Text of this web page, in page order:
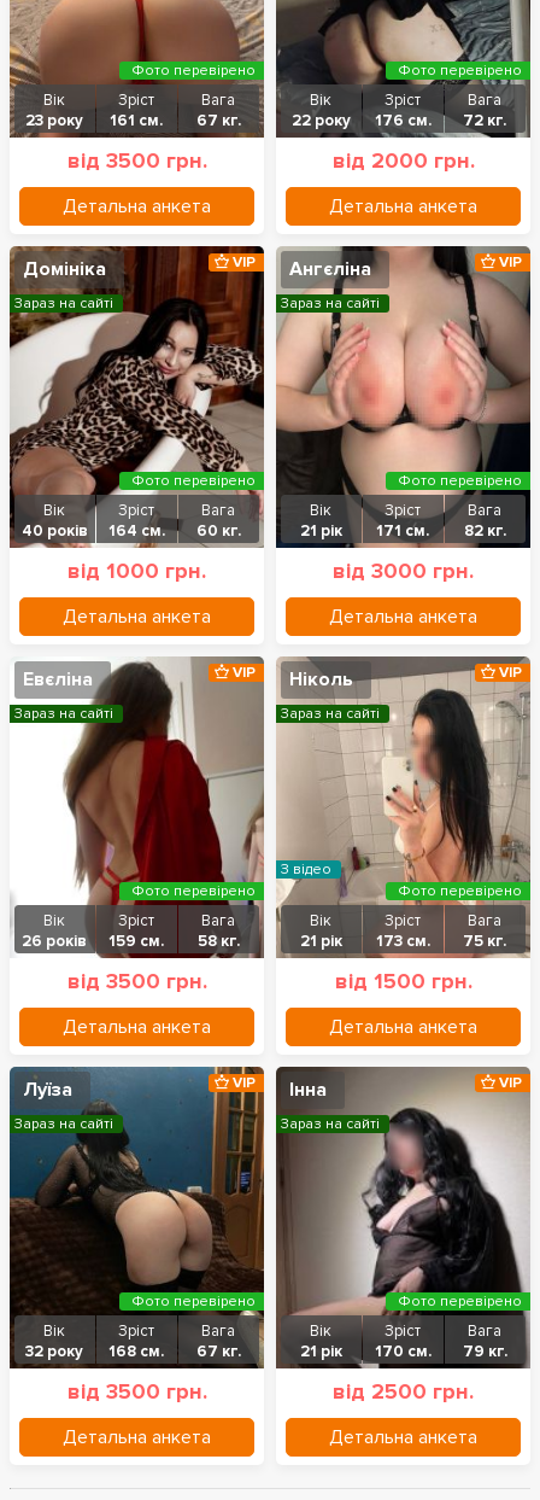
Вік
23 року
Зріст
161 см.
Вага
67 кг.
від 3500 грн.
Детальна анкета
Фото перевірено
Вік
22 року
Зріст
176 см.
Вага
72 кг.
від 2000 грн.
Детальна анкета
Фото перевірено
Домініка
Вік
40 років
Зріст
164 см.
Вага
60 кг.
від 1000 грн.
Детальна анкета
VIP
Зараз на сайті
Фото перевірено
Ангєліна
Вік
21 рік
Зріст
171 см.
Вага
82 кг.
від 3000 грн.
Детальна анкета
VIP
Зараз на сайті
Фото перевірено
Евєліна
Вік
26 років
Зріст
159 см.
Вага
58 кг.
від 3500 грн.
Детальна анкета
VIP
Зараз на сайті
Фото перевірено
Ніколь
Вік
21 рік
Зріст
173 см.
Вага
75 кг.
від 1500 грн.
Детальна анкета
VIP
Зараз на сайті
З відео
Фото перевірено
Луїза
Вік
32 року
Зріст
168 см.
Вага
67 кг.
від 3500 грн.
Детальна анкета
VIP
Зараз на сайті
Фото перевірено
Інна
Вік
21 рік
Зріст
170 см.
Вага
79 кг.
від 2500 грн.
Детальна анкета
VIP
Зараз на сайті
Фото перевірено